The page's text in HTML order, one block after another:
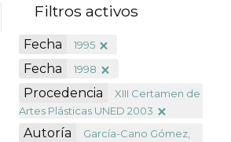
Filtros activos
Fecha 1995
Fecha 1998
Procedencia
XIII Certamen de
Artes Plásticas UNED 2003
Autoría
García-Cano Gómez,